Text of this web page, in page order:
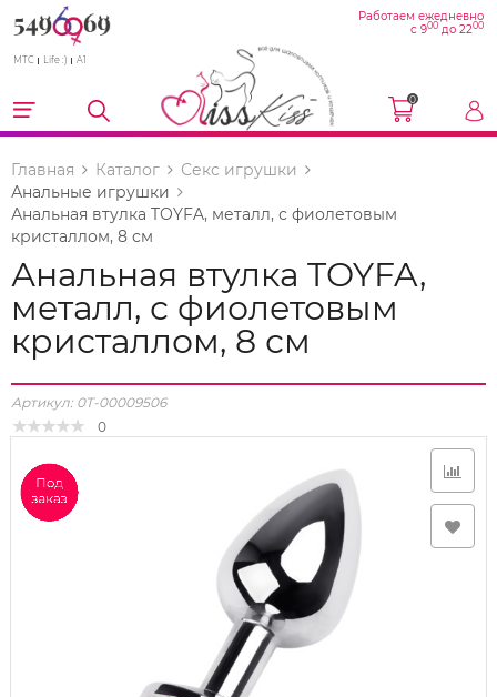
МТС Life :) A1
Работаем ежедневно
с 900 до 2200
0
Главная Каталог
Секс игрушки
Анальные игрушки
Анальная втулка TOYFA, металл, с фиолетовым
кристаллом, 8 см
Анальная втулка TOYFA,
металл, с фиолетовым
кристаллом, 8 см
Артикул: 0T-00009506
0